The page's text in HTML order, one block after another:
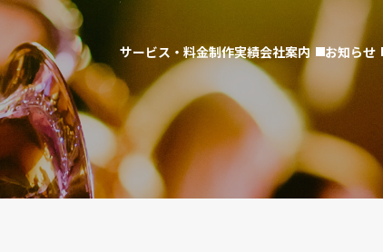
サービス・料金制作実績会社案内 お知らせ